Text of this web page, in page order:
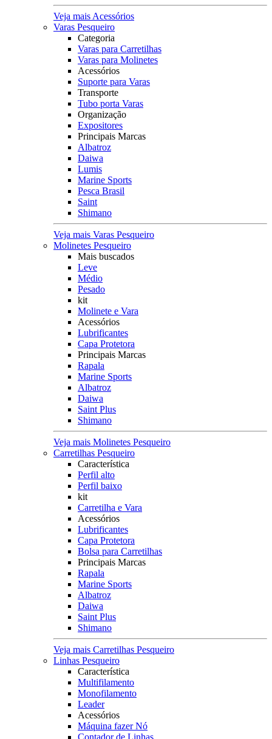
Veja mais Acessórios
Varas Pesqueiro
Categoria
Varas para Carretilhas
Varas para Molinetes
Acessórios
Suporte para Varas
Transporte
Tubo porta Varas
Organização
Expositores
Principais Marcas
Albatroz
Daiwa
Lumis
Marine Sports
Pesca Brasil
Saint
Shimano
Veja mais Varas Pesqueiro
Molinetes Pesqueiro
Mais buscados
Leve
Médio
Pesado
kit
Molinete e Vara
Acessórios
Lubrificantes
Capa Protetora
Principais Marcas
Rapala
Marine Sports
Albatroz
Daiwa
Saint Plus
Shimano
Veja mais Molinetes Pesqueiro
Carretilhas Pesqueiro
Característica
Perfil alto
Perfil baixo
kit
Carretilha e Vara
Acessórios
Lubrificantes
Capa Protetora
Bolsa para Carretilhas
Principais Marcas
Rapala
Marine Sports
Albatroz
Daiwa
Saint Plus
Shimano
Veja mais Carretilhas Pesqueiro
Linhas Pesqueiro
Característica
Multifilamento
Monofilamento
Leader
Acessórios
Máquina fazer Nó
Contador de Linhas